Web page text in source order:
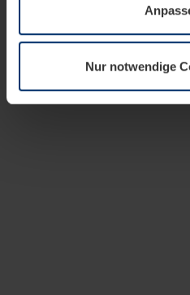
notwendig sind. Für alle
wir Ihre Erlaubnis. Ihre
Datenschutzerklärung
widerrufen.
Nur notwendige